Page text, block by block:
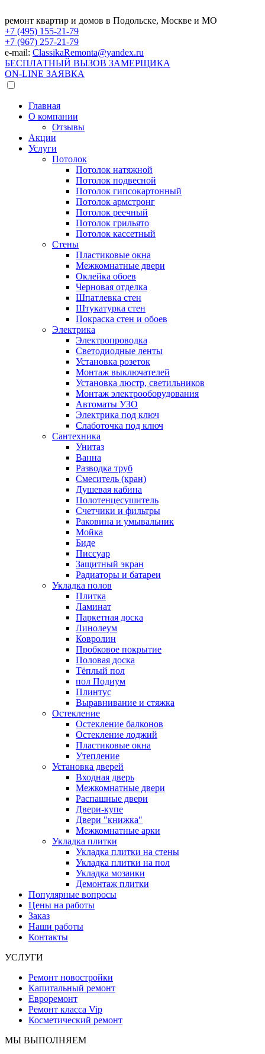
ремонт квартир и домов в Подольске, Москве и МО
+7 (495) 155-21-79
+7 (967) 257-21-79
e-mail: ClassikaRemonta@yandex.ru
БЕСПЛАТНЫЙ ВЫЗОВ ЗАМЕРЩИКА
ON-LINE ЗАЯВКА
Главная
О компании
Отзывы
Акции
Услуги
Потолок
Потолок натяжной
Потолок подвесной
Потолок гипсокартонный
Потолок армстронг
Потолок реечный
Потолок грильято
Потолок кассетный
Стены
Пластиковые окна
Межкомнатные двери
Оклейка обоев
Черновая отделка
Шпатлевка стен
Штукатурка стен
Покраска стен и обоев
Электрика
Электропроводка
Светодиодные ленты
Установка розеток
Монтаж выключателей
Установка люстр, светильников
Монтаж электрооборудования
Автоматы УЗО
Электрика под ключ
Слаботочка под ключ
Сантехника
Унитаз
Ванна
Разводка труб
Смеситель (кран)
Душевая кабина
Полотенцесушитель
Счетчики и фильтры
Раковина и умывальник
Мойка
Биде
Писсуар
Защитный экран
Радиаторы и батареи
Укладка полов
Плитка
Ламинат
Паркетная доска
Линолеум
Ковролин
Пробковое покрытие
Половая доска
Тёплый пол
пол Подиум
Плинтус
Выравнивание и стяжка
Остекление
Остекление балконов
Остекление лоджий
Пластиковые окна
Утепление
Установка дверей
Входная дверь
Межкомнатные двери
Распашные двери
Двери-купе
Двери "книжка"
Межкомнатные арки
Укладка плитки
Укладка плитки на стены
Укладка плитки на пол
Укладка мозаики
Демонтаж плитки
Популярные вопросы
Цены на работы
Заказ
Наши работы
Контакты
УСЛУГИ
Ремонт новостройки
Капитальный ремонт
Евроремонт
Ремонт класса Vip
Косметический ремонт
МЫ ВЫПОЛНЯЕМ